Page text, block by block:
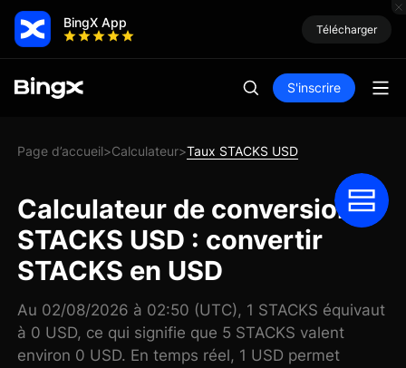
BingX App Télécharger
S'inscrire
Page d’accueil>Calculateur>Taux STACKS USD
Calculateur de conversion
STACKS USD : convertir
STACKS en USD
Au 02/08/2026 à 02:50 (UTC), 1 STACKS équivaut
à 0 USD, ce qui signifie que 5 STACKS valent
environ 0 USD. En temps réel, 1 USD permet